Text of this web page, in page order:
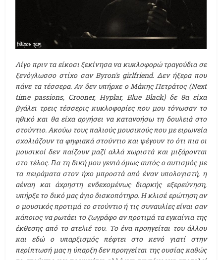
Λίγο πριν τα είκοσι ξεκίνησα να κυκλοφορώ τραγούδια σε
ξενόγλωσσο στίχο σαν Byron's girlfriend. Δεν ήξερα που
πάνε τα τέσσερα. Αν δεν υπήρχε ο Μάκης Πετράτος (Next
time passions, Crooner, Hyplar, Blue Black) δε θα είχα
βγάλει τρεις τέσσερις κυκλοφορίες που μου τόνωσαν το
ηθικό και θα είχα αργήσει να κατανοήσω τη δουλειά στο
στούντιο. Ακούω τους παλιούς μουσικούς που με ειρωνεία
σχολιάζουν τα φηφιακά στούντιο και ψέγουν το ότι πια οι
μουσικοί δεν παίζουν μαζί αλλά χωριστά και μιξάρονται
στο τέλος. Για τη δική μου γενιά όμως αυτός ο αυτισμός με
τα πειράματα στον ήχο μπροστά από έναν υπολογιστή, η
αέναη και άχρηστη ενδεχομένως διαρκής εξερεύνηση,
υπήρξε το δικό μας άγιο δισκοπότηρο. Η κλισέ ερώτηση αν
ο μουσικός προτιμά το στούντιο ή τις συναυλίες είναι σαν
κάποιος να ρωτάει το ζωγράφο αν προτιμά τα εγκαίνια της
έκθεσης από το ατελιέ του. Το ένα προηγείται του άλλου
και εδώ ο υπαρξισμός πέφτει στο κενό γιατί στην
περίπτωσή μας η ύπαρξη δεν προηγείται της ουσίας καθώς